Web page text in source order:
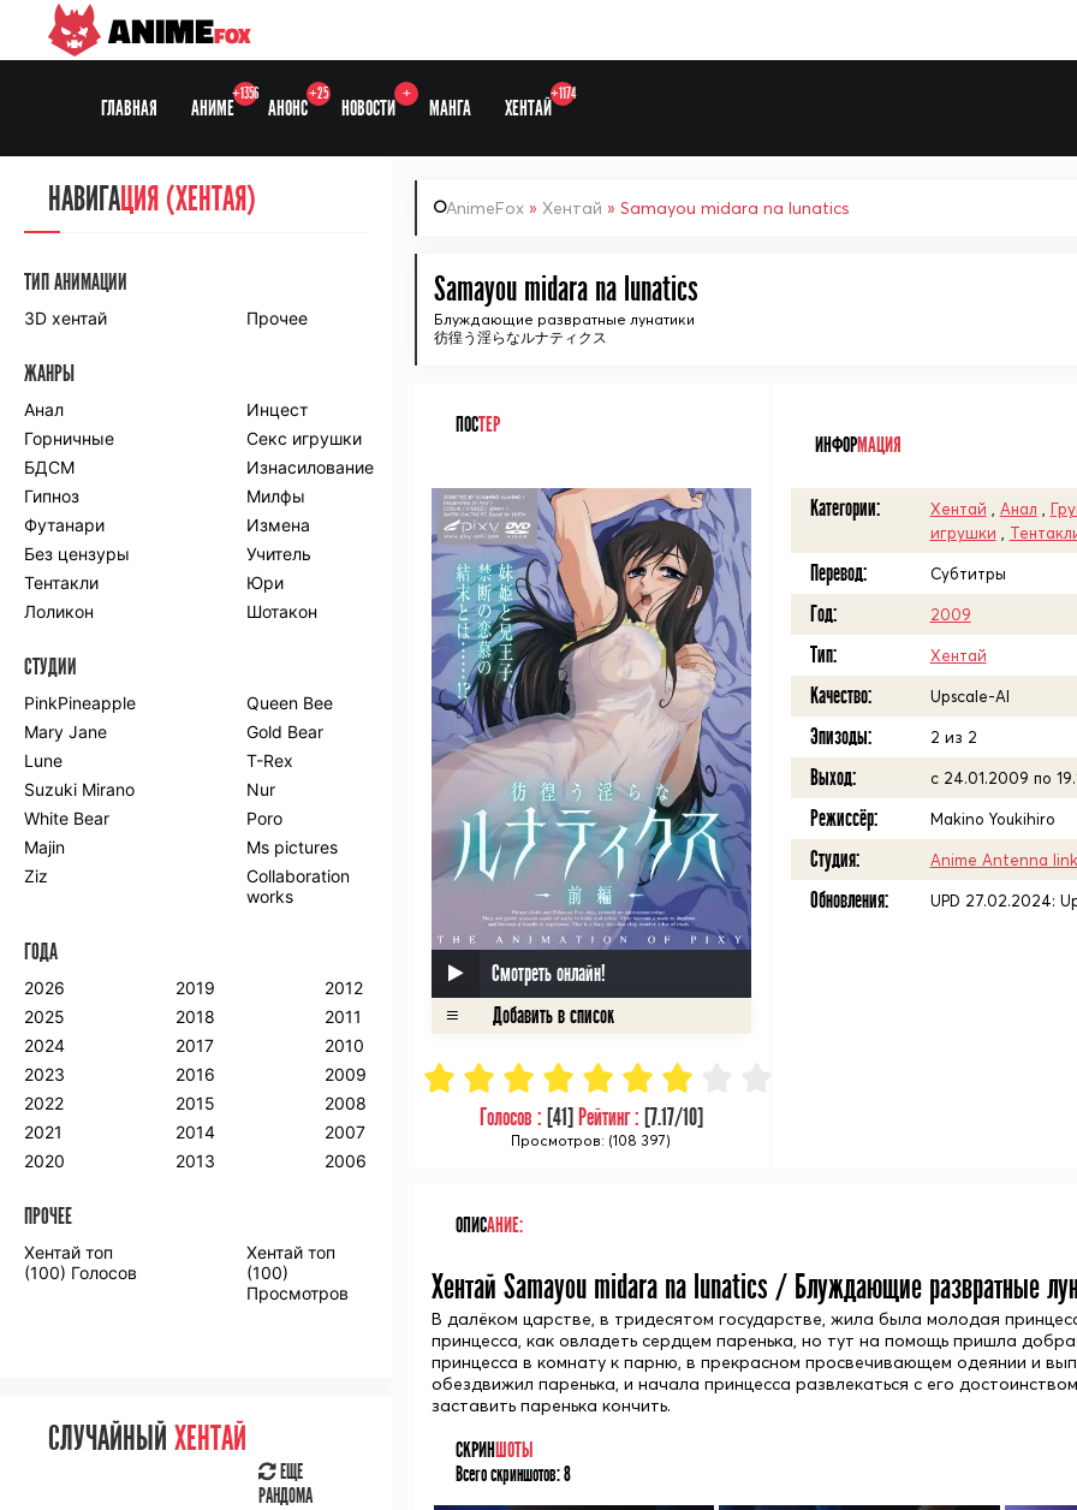
ANIMEFOX
ГЛАВНАЯ АНИМЕ
+1356
АНОНС
+25
НОВОСТИ
+
МАНГА ХЕНТАЙ
+1174
AnimeFox » Хентай » Samayou midara na lunatics
Samayou midara na lunatics
Блуждающие развратные лунатики
彷徨う淫らなルナティクス
ПОСТЕР
Смотреть онлайн!
Голосов : [41] Рейтинг : [7.17/10]
Просмотров: (108 397)
ИНФОРМАЦИЯ
Категории: Хентай Анал
игрушки
Перевод: Субтитры
Год: 2009
Тип: Хентай
Качество: Upscale-AI
Эпизоды: 2 из 2
Выход: с 24.01.2009 по
Режиссёр: Makino Youkihiro
Студия: Anime Antenna
Обновления: UPD 27.02.2024:
ОПИСАНИЕ:
Хентай Samayou midara na lunatics / Блуждающие развратные
В далёком царстве, в тридесятом государстве, жила была молодая
принцесса, как овладеть сердцем паренька, но тут на помощь пришла
принцесса в комнату к парню, в прекрасном просвечивающем одеянии и
обездвижил паренька, и начала принцесса развлекаться с его
заставить паренька кончить.
СКРИНШОТЫ
Всего скриншотов:8
НАВИГАЦИЯ
СЕЗОНЫ
Anidub
Animedia
Kansai studio
Onibaku
Shiza project
ПО ЖАНРАМ
Комедия
Приключения
Романтика
Школа
Этти
Боевые
искусства
Гарем
Драма
Игры
Исторический
Магия
Фантастика
Фэнтези
Мистика
Попаданцы в
другой мир
Хентай
ПО ГОДУ
2023
2022
2021
2020
2019
2018
2017
2016
2013
2012
2011
2010
2009
2008
2005
2004
2003
2002
2001
2000
ПРОЧЕЕ
Аниме фильмы Аниме OVA
СЛУЧАЙНОЕ АНИМЕ
РАНДОМА
НАВИГАЦИЯ (ХЕНТАЯ)
ТИП АНИМАЦИИ
3D хентай Прочее
ЖАНРЫ
Анал
Инцест
Горничные
Секс игрушки
БДСМ
Изнасилование
Гипноз
Милфы
Футанари
Измена
Без цензуры
Учитель
Тентакли
Юри
Лоликон
Шотакон
СТУДИИ
PinkPineapple
Queen Bee
Mary Jane
Gold Bear
Lune
T-Rex
Suzuki Mirano
Nur
White Bear
Poro
Majin
Ms pictures
Ziz
Collaboration
works
ГОДА
2026
2025
2024
2023
2022
2021
2020
2019
2018
2017
2016
2015
2014
2013
2012
2011
2010
2009
2008
2007
2006
ПРОЧЕЕ
Хентай топ
(100) Голосов
Хентай топ
(100)
Просмотров
СЛУЧАЙНЫЙ ХЕНТАЙ
ЕЩЕ
РАНДОМА